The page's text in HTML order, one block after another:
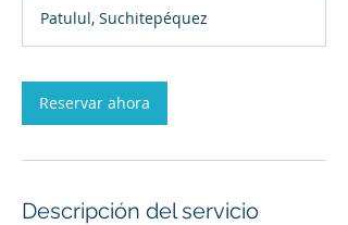
Patulul, Suchitepéquez
Reservar ahora
Descripción del servicio